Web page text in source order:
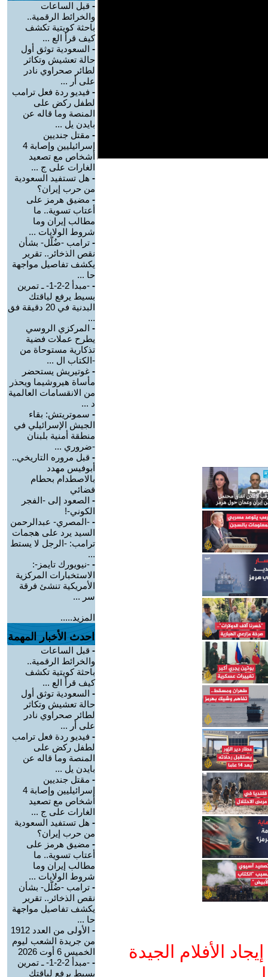
الأفلام الجيدة
- قبل الساعات
والخرائط الرقمية..
باحثة كويتية تكشف
كيف قرأ الع ...
- السعودية توثق أول
حالة تعشيش وتكاثر
لطائر صحراوي نادر
على أر ...
- فيديو ردة فعل ترامب
لطفل ركض على
المنصة وما قاله عن
بايدن يل ...
- مقتل جنديين
إسرائيليين وإصابة 4
أشخاص مع تصعيد
الغارات على ج ...
- هل تستفيد السعودية
من حرب إيران؟
- مضيق هرمز على
أعتاب تسوية.. ما
مطالب إيران وما
شروط الولايات ...
- ترامب -ضُلّل- بشأن
نقص الذخائر.. تقرير
يكشف تفاصيل مواجهة
حا ...
-
-مبدأ 2-2-1- ـ تمرين
بسيط يرفع لياقتك
البدنية في 20 دقيقة فق
...
- المركزي الروسي
يطرح عملات فضية
تذكارية مستوحاة من
-الكتاب ال ...
- غوتيريش يستحضر
مأساة هيروشيما ويحذر
من الانقسامات العالمية
د ...
- سموتريتش: بقاء
الجيش الإسرائيلي في
منطقة أمنية بلبنان
-ضروري ...
- قبل مروره التاريخي..
أبوفيس مهدد
بالاصطدام بحطام
فضائي
- الصعود إلى -الفجر
الكوني-!
- -المصري- عبدالرحمن
السيد يرد على هجمات
ترامب: -الرجل لا يستط
...
- -نيويورك تايمز-:
الاستخبارات المركزية
الأمريكية تنشئ فرقة
سر ...
المزيد.....
احدث الأخبار المهمة
- قبل الساعات
والخرائط الرقمية..
باحثة كويتية تكشف
كيف قرأ الع ...
- السعودية توثق أول
حالة تعشيش وتكاثر
لطائر صحراوي نادر
على أر ...
- فيديو ردة فعل ترامب
لطفل ركض على
المنصة وما قاله عن
بايدن يل ...
- مقتل جنديين
إسرائيليين وإصابة 4
أشخاص مع تصعيد
الغارات على ج ...
- هل تستفيد السعودية
من حرب إيران؟
- مضيق هرمز على
أعتاب تسوية.. ما
مطالب إيران وما
شروط الولايات ...
- ترامب -ضُلّل- بشأن
نقص الذخائر.. تقرير
يكشف تفاصيل مواجهة
حا ...
-
الأولى من العدد 1912
من جريدة الشعب ليوم
الخميس 6 أوت 2026
-
-مبدأ 2-2-1- ـ تمرين
بسيط يرفع لياقتك